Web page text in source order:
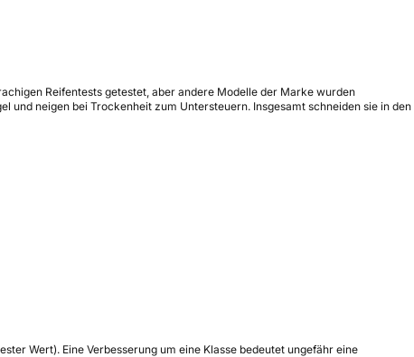
Reifentests getestet, aber andere Modelle der Marke wurden
und neigen bei Trockenheit zum Untersteuern. Insgesamt schneiden sie in den
Wert). Eine Verbesserung um eine Klasse bedeutet ungefähr eine